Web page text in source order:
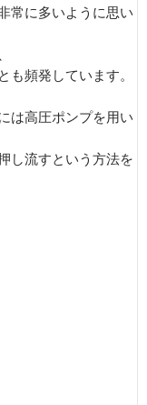
常に多いように思い
も頻発しています。
は高圧ポンプを用い
し流すという方法を